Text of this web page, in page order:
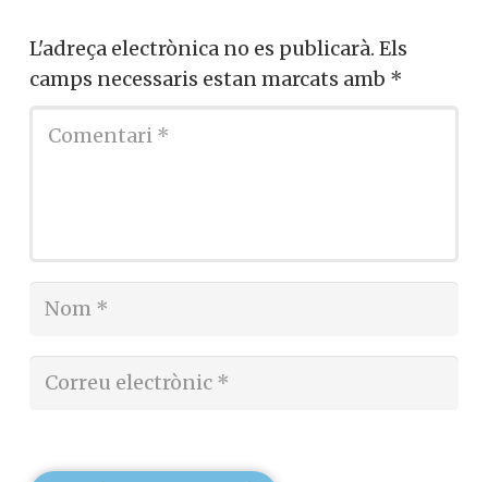
L'adreça electrònica no es publicarà. Els
camps necessaris estan marcats amb *